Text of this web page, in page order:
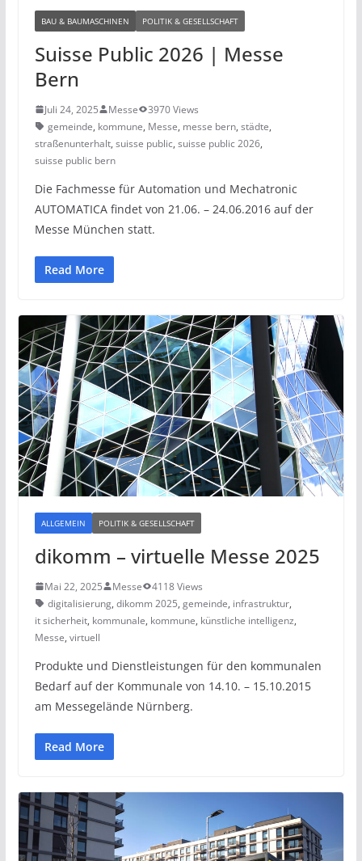
BAU & BAUMASCHINEN POLITIK & GESELLSCHAFT
Suisse Public 2026 | Messe
Bern
Juli 24, 2025 Messe
3970 Views
gemeinde, kommune, Messe, messe bern, städte,
straßenunterhalt, suisse public, suisse public 2026,
suisse public bern
Die Fachmesse für Automation und Mechatronic
AUTOMATICA findet von 21.06. – 24.06.2016 auf der
Messe München statt.
Read More
ALLGEMEIN POLITIK & GESELLSCHAFT
dikomm – virtuelle Messe 2025
Mai 22, 2025 Messe
4118 Views
digitalisierung, dikomm 2025, gemeinde, infrastruktur,
it sicherheit, kommunale, kommune, künstliche intelligenz,
Messe, virtuell
Produkte und Dienstleistungen für den kommunalen
Bedarf auf der Kommunale von 14.10. – 15.10.2015
am Messegelände Nürnberg.
Read More